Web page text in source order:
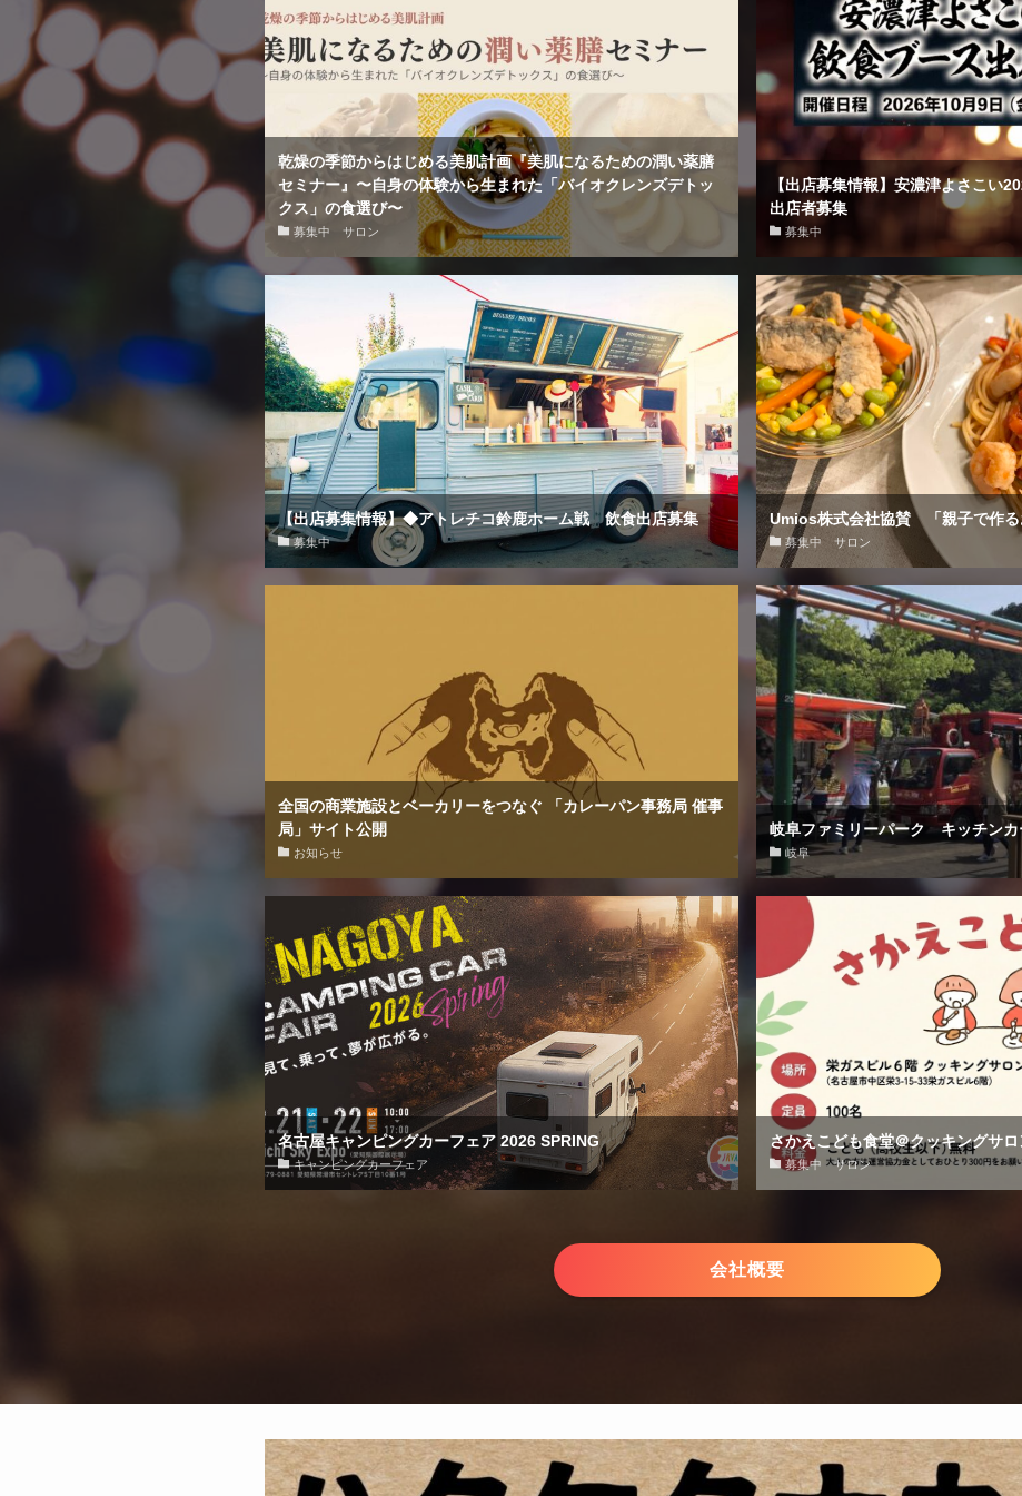
乾燥の季節からはじめる美肌計画『美肌になるための潤い薬膳
セミナー』〜自身の体験から生まれた「バイオクレンズデトッ
クス」の食選び〜
募集中 サロン
【出店募集情報】安濃津よさこい
出店者募集
募集中
【出店募集情報】◆アトレチコ鈴鹿ホーム戦 飲食出店募集
募集中
Umios株式会社協賛 「親子で作る
募集中 サロン
全国の商業施設とベーカリーをつなぐ 「カレーパン事務局 催事
局」サイト公開
お知らせ
岐阜ファミリーパーク キッチンカ
岐阜
名古屋キャンピングカーフェア 2026 SPRING
キャンピングカーフェア
さかえこども食堂＠クッキングサ
募集中 サロン
会社概要